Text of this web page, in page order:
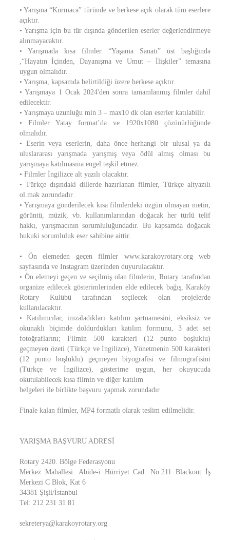
• Yarışma “Kurmaca” türünde ve herkese açık olarak tüm eserlere
açıktır.
• Yarışma için bu tür dışında gönderilen eserler değerlendirmeye
alınmayacaktır.
• Yarışmada kısa filmler “Yaşama Sanatı” üst başlığında
,“Hayatın İçinden, Dayanışma ve Umut – İlişkiler” temasına
uygun olmalıdır.
• Yarışma, kapsamda belirtildiği üzere herkese açıktır.
• Yarışmaya 1 Ocak 2024'den sonra tamamlanmış filmler dahil
edilecektir.
• Yarışmaya uzunluğu min 3 – max10 dk olan eserler katılabilir.
• Filmler Yatay format’da ve 1920x1080 çözünürlüğünde
olmalıdır.
• Eserin veya eserlerin, daha önce herhangi bir ulusal ya da
uluslararası yarışmada yarışmış veya ödül almış olması bu
yarışmaya katılmasına engel teşkil etmez.
• Filmler İngilizce alt yazılı olacaktır.
• Türkçe dışındaki dillerde hazırlanan filmler, Türkçe altyazılı
ol.mak zorundadır.
• Yarışmaya gönderilecek kısa filmlerdeki özgün olmayan metin,
görüntü, müzik, vb. kullanımlarından doğacak her türlü telif
hakkı, yarışmacının sorumluluğundadır. Bu kapsamda doğacak
hukuki sorumluluk eser sahibine aittir.
• Ön elemeden geçen filmler www.karakoyrotary.org web
sayfasında ve Instagram üzerinden duyurulacaktır.
• Ön elemeyi geçen ve seçilmiş olan filmlerin, Rotary tarafından
organize edilecek gösterimlerinden elde edilecek bağış, Karaköy
Rotary Kulübü tarafından seçilecek olan projelerde
kullanılacaktır.
• Katılımcılar, imzaladıkları katılım şartnamesini, eksiksiz ve
okunaklı biçimde doldurdukları katılım formunu, 3 adet set
fotoğraflarını; Filmin 500 karakteri (12 punto boşluklu)
geçmeyen özeti (Türkçe ve İngilizce), Yönetmenin 500 karakteri
(12 punto boşluklu) geçmeyen biyografisi ve filmografisini
(Türkçe ve İngilizce), gösterime uygun, her okuyucuda
okutulabilecek kısa filmin ve diğer katılım
belgeleri ile birlikte başvuru yapmak zorundadır.
Finale kalan filmler, MP4 formatlı olarak teslim edilmelidir.
YARIŞMA BAŞVURU ADRESİ
Rotary 2420. Bölge Federasyonu
Merkez Mahallesi. Abide-i Hürriyet Cad. No:211 Blackout İş
Merkezi C Blok, Kat 6
34381 Şişli/İstanbul
Tel: 212 231 31 81
sekreterya@karakoyrotary.org